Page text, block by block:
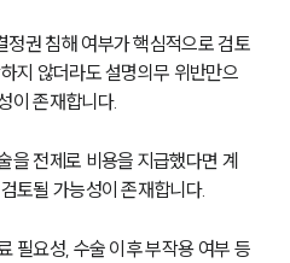
권 침해 여부가 핵심적으로 검토
지 않더라도 설명의무 위반만으
이 존재합니다.
을 전제로 비용을 지급했다면 계
토될 가능성이 존재합니다.
필요성, 수술 이후 부작용 여부 등